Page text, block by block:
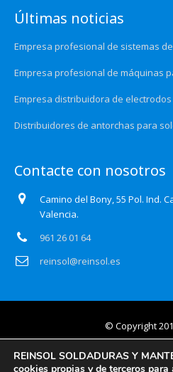
Últimas noticias
Empresa profesional de sistemas
Empresa profesional de máquinas
Empresa distribuidora de
Distribuidores de antorchas para
Contacte con nosotros
Camino del Bony, 55 Pol. Ind.
Valencia.
961 26 01 64
reinsol@reinsol.es
© Copyright
Aviso
REINSOL SOLDADURAS Y
cookies propias y de terceros